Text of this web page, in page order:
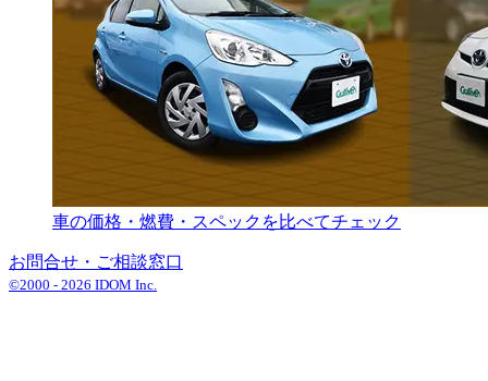
車の価格・燃費・スペックを比べてチェック
お問合せ・ご相談窓口
©2000 - 2026 IDOM Inc.